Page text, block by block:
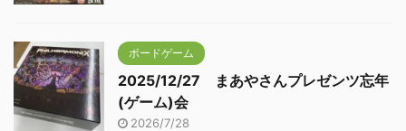
ボードゲーム
2025/12/27 まあやさんプレゼンツ忘年
(ゲーム)会
2026/7/28